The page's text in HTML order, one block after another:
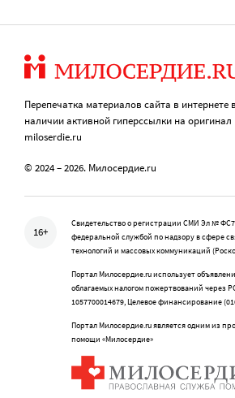
Перепечатка материалов сайта в
наличии активной гиперссылки на
miloserdie.ru
© 2024 – 2026. Милосердие.ru
16+
Свидетельство о регистрации СМИ Эл №
федеральной службой по надзору в сфере
технологий и массовых коммуникаций
Портал Милосердие.ru использует
облагаемых налогом пожертвований через
1057700014679, Целевое финансирование
Портал Милосердие.ru является одним из
помощи «Милосердие»